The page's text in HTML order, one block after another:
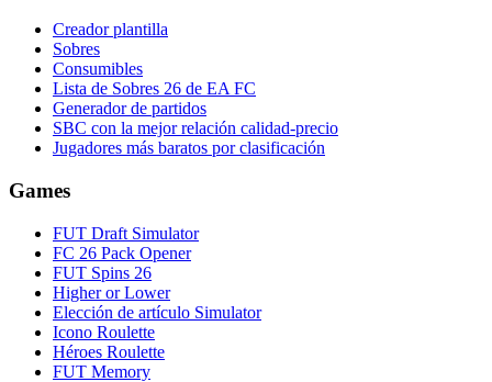
Creador plantilla
Sobres
Consumibles
Lista de Sobres 26 de EA FC
Generador de partidos
SBC con la mejor relación calidad-precio
Jugadores más baratos por clasificación
Games
FUT Draft Simulator
FC 26 Pack Opener
FUT Spins 26
Higher or Lower
Elección de artículo Simulator
Icono Roulette
Héroes Roulette
FUT Memory